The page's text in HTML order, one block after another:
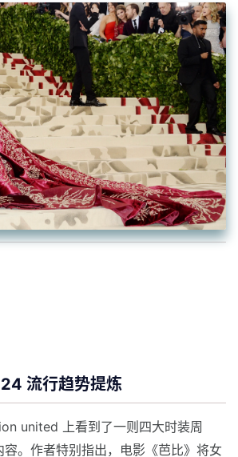
流行趋势提炼
united 上看到了一则四大时装周
。作者特别指出，电影《芭比》将女